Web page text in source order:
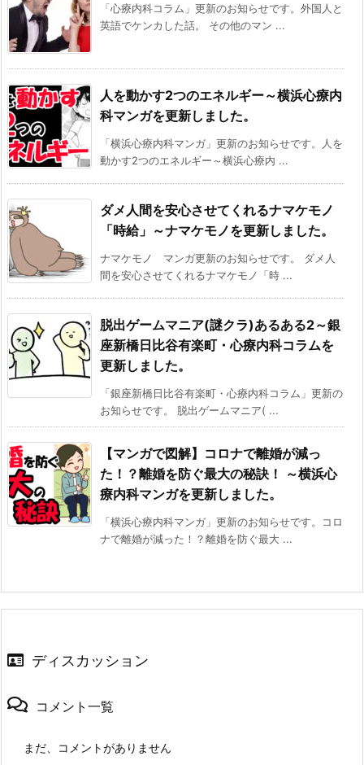
「心療内科コラム」更新のお知らせです。外国人と
英語でケンカした話。 その他のマン ...
人を動かす2つのエネルギー～横浜心療内
科マンガを更新しました。
「横浜心療内科マンガ」更新のお知らせです。人を
動かす2つのエネルギー～横浜心療内 ...
ダメ人間を安心させてくれるナマケモノ
「時給」～ナマケモノを更新しました。
ナマケモノ マンガ更新のお知らせです。 ダメ人
間を安心させてくれるナマケモノ「時 ...
脱出ゲームマニア(謎クラ)あるある2～銀
座新橋日比谷有楽町・心療内科コラムを
更新しました。
「銀座新橋日比谷有楽町・心療内科コラム」更新の
お知らせです。 脱出ゲームマニア( ...
【マンガで図解】コロナで離婚が減っ
た！？離婚を防ぐ最大の秘訣！ ～横浜心
療内科マンガを更新しました。
「横浜心療内科マンガ」更新のお知らせです。コロ
ナで離婚が減った！？離婚を防ぐ最大 ...
ディスカッション
コメント一覧
まだ、コメントがありません